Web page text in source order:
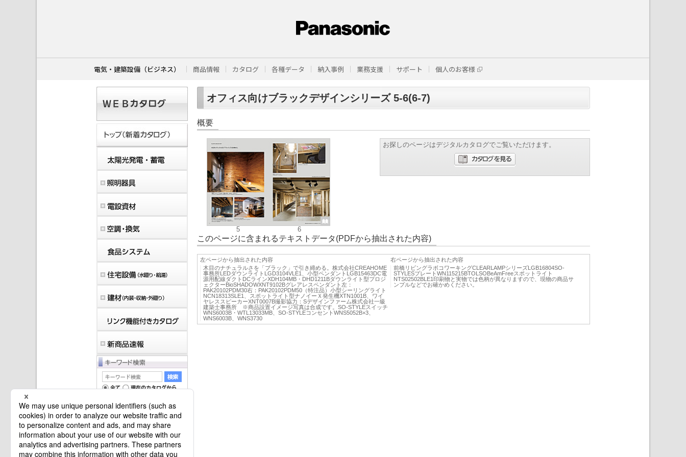
電気・建築設備（ビジネス） 商品情報 カタログ 各種データ 納入事例 業務支援 サポート 個人のお客様
オフィス向けブラックデザインシリーズ 5-6(6-7)
概要
5 6
お探しのページはデジタルカタログでご覧いただけます。
このページに含まれるテキストデータ(PDFから抽出された内容)
左ページから抽出された内容
木目のナチュラルさを「ブラック」で引き締める。株式会社CREAHOME
事務所LEDダウンライトLGD3104VLE1、小型ペンダントLGB15463DC電
源用配線ダクトDCラインXDH104MB・DHD1211Bダウンライト型プロジ
ェクターBioSHADOWXNT9102Bグレアレスペンダント左：
PAK20102PDM30右：PAK20102PDM50（特注品）小型シーリングライト
NCN18313SLE1、スポットライト型ナノイーＸ発生機XTN1001B、ワイ
ヤレススピーカーXNT0007B撮影協力：Sデザインファーム株式会社一級
建築士事務所 ※商品設置イメージ写真は合成です。SO-STYLEスイッチ
WNS6003B・WTL13033MB、SO-STYLEコンセントWNS5052B×3、
WNS6003B、WNS3730
右ページから抽出された内容
前橋リビングラボコワーキングCLEARLAMPシリーズLGB16804SO-
STYLESプレートWN115215BTOLSOBeAmFreeスポットライト
NTS02502BLE1印刷物と実物では色柄が異なりますので、現物の商品サ
ンプルなどでお確かめください。
マイバインダーは空です。